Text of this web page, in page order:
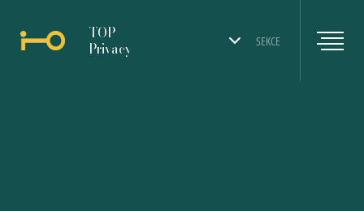
SEKCE
TOP
Privacy